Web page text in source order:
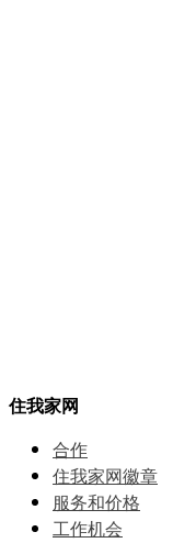
住我家网
合作
住我家网徽章
服务和价格
⼯作机会